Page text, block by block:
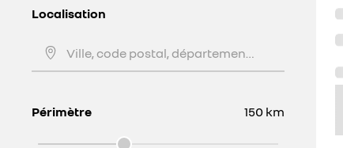
Localisation
Périmètre 150 km